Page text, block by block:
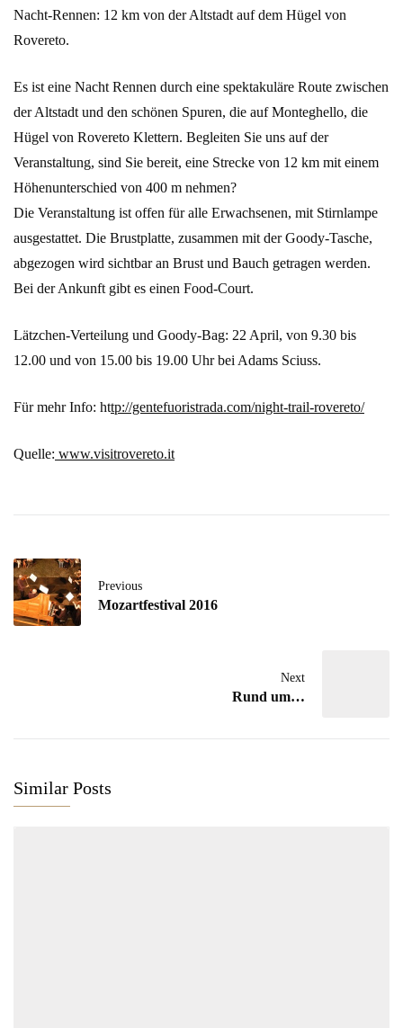
Nacht-Rennen: 12 km von der Altstadt auf dem Hügel von
Rovereto.
Es ist eine Nacht Rennen durch eine spektakuläre Route zwischen
der Altstadt und den schönen Spuren, die auf Monteghello, die
Hügel von Rovereto Klettern. Begleiten Sie uns auf der
Veranstaltung, sind Sie bereit, eine Strecke von 12 km mit einem
Höhenunterschied von 400 m nehmen?
Die Veranstaltung ist offen für alle Erwachsenen, mit Stirnlampe
ausgestattet. Die Brustplatte, zusammen mit der Goody-Tasche,
abgezogen wird sichtbar an Brust und Bauch getragen werden.
Bei der Ankunft gibt es einen Food-Court.
Lätzchen-Verteilung und Goody-Bag: 22 April, von 9.30 bis
12.00 und von 15.00 bis 19.00 Uhr bei Adams Sciuss.
Für mehr Info: http://gentefuoristrada.com/night-trail-rovereto/
Quelle: www.visitrovereto.it
Previous
Mozartfestival 2016
Next
Rund um…
Similar Posts